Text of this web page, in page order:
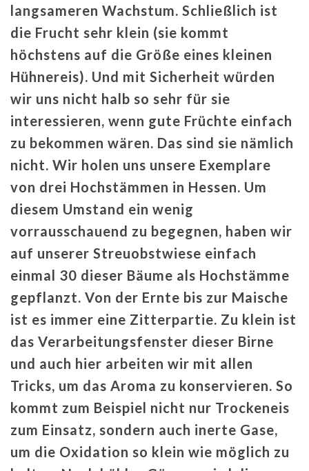
langsameren Wachstum. Schließlich ist
die Frucht sehr klein (sie kommt
höchstens auf die Größe eines kleinen
Hühnereis). Und mit Sicherheit würden
wir uns nicht halb so sehr für sie
interessieren, wenn gute Früchte einfach
zu bekommen wären. Das sind sie nämlich
nicht. Wir holen uns unsere Exemplare
von drei Hochstämmen in Hessen. Um
diesem Umstand ein wenig
vorrausschauend zu begegnen, haben wir
auf unserer Streuobstwiese einfach
einmal 30 dieser Bäume als Hochstämme
gepflanzt. Von der Ernte bis zur Maische
ist es immer eine Zitterpartie. Zu klein ist
das Verarbeitungsfenster dieser Birne
und auch hier arbeiten wir mit allen
Tricks, um das Aroma zu konservieren. So
kommt zum Beispiel nicht nur Trockeneis
zum Einsatz, sondern auch inerte Gase,
um die Oxidation so klein wie möglich zu